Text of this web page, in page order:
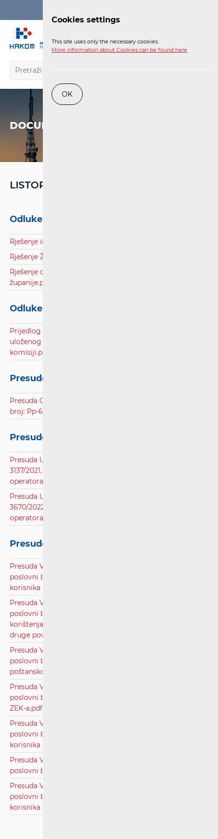
DOCUMENTS
LISTOPAD 23
Odluke i rješenja
Rješenje inspekcijskog nadzora: HT-DC povezivanje.pdf
Rješenje ŽUC Sisačko-moslavačke županije.pdf
Rješenje o obustavi postupka ŽUC Varaždinske
županije.pdf
Odluke notificirane Europskoj komisiji
Prijedlog odluke u postupku određivanja stope povrata
uloženog kapitala u svrhu notifikacije Europskoj
komisiji.pdf
Presude Prekršajnog suda
Presuda Općinskog prekršajnog suda u Zagrebu, poslovni
broj: Pp-6577/2023.pdf
Presude Upravnog suda
Presuda Upravnog suda u Zagrebu, poslovni broj: UsI-
3137/2021, radi rješavanja spora između korisnika i
operatora javnih komunikacijskih usluga.pdf
Presuda Upravnog suda u Zagrebu, poslovni broj: UsI-
3670/2022, radi rješavanja spora između korisnika i
operatora javnih komunikacijskih usluga.pdf
Presude Visokog upravnog suda
Presuda Visokog upravnog suda Republike Hrvatske,
poslovni broj: Usž-533/23, radi rješavanja spora između
korisnika i operatora.pdf
Presuda Visokog upravnog suda Republike Hrvatske,
poslovni broj: UsII-140/22, radi pristupa i zajedničkog
korištenja elektroničke komunikacijske infrastrukture i
druge povezane opreme.pdf
Presuda Visokog upravnog suda Republike Hrvatske,
poslovni broj: Usž-1255/23, radi prigovora protiv obavijesti
poštanskog inspektora.pdf
Presuda Visokog upravnog suda Republike Hrvatske,
poslovni broj: UsII-118/23, radi povrede odredbe članka 43.
ZEK-a.pdf
Presuda Visokog upravnog suda Republike Hrvatske,
poslovni broj: Usž-1345/23, radi rješavanja spora između
korisnika i davatelja poštanskih usluga.pdf
Presuda Visokog upravnog suda Republike Hrvatske,
poslovni broj: UsII-121/23, radi inspekcijskog nadzora.pdf
Presuda Visokog upravnog suda Republike Hrvatske,
poslovni broj: Usž-1566/23, radi rješavanja spora između
korisnika i operatora.pdf
Cookies settings
This site uses only the necessary cookies.
More information about Cookies can be found here
OK